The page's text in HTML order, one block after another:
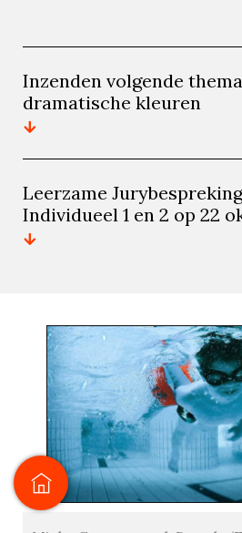
Inzenden volgende
dramatische kleuren
Leerzame
Individueel 1 en 2 op 22